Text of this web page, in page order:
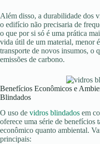
Além disso, a durabilidade dos
o edifício não precisaria de
o que por si só é uma prática
vida útil de um material, menor
transporte de novos insumos, o
emissões de carbono.
Benefícios Econômicos e
Blindados
O uso de vidros blindados em
oferece uma série de benefícios
econômico quanto ambiental.
principais: